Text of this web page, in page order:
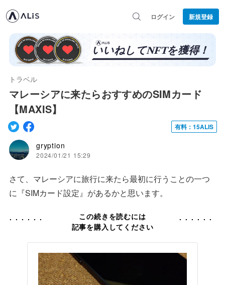
ログイン 新規登録
トラベル
マレーシアに来たらおすすめのSIMカード
【MAXIS】
有料：15ALIS
gryption
2024/01/21 15:29
さて、マレーシアに旅行に来たら最初に行うことの一つ
に『SIMカード設定』があるかと思います。
この続きを読むには
記事を購入してください